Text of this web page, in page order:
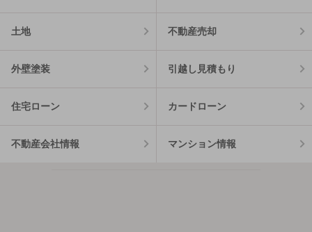
土地 不動産売却
外壁塗装 引越し見積もり
住宅ローン カードローン
不動産会社情報 マンション情報